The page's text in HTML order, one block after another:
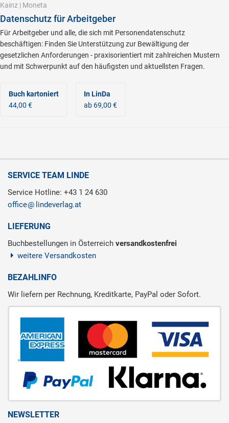
Kainz | Moneta
Datenschutz für Arbeitgeber
Für Arbeitgeber und alle, die sich mit Personendatenschutz
beschäftigen: Finden Sie Unterstützung zur Bewältigung der
gesetzlichen Anforderungen - praxisorientiert mit zahlreichen Mustern
und mit Schwerpunkt auf den häufigsten und aktuellsten Fragen.
Buch kartoniert
44,00 €
In LinDa
ab 69,00 €
SERVICE TEAM LINDE
Service Hotline: +43 1 24 630
office
lindeverlag.at
LIEFERUNG
Buchbestellungen in Österreich versandkostenfrei
weitere Versandkosten
BEZAHLINFO
Wir liefern per Rechnung, Kreditkarte, PayPal oder Sofort.
NEWSLETTER